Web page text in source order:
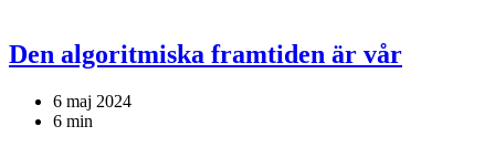
Den algoritmiska framtiden är vår
6 maj 2024
6 min